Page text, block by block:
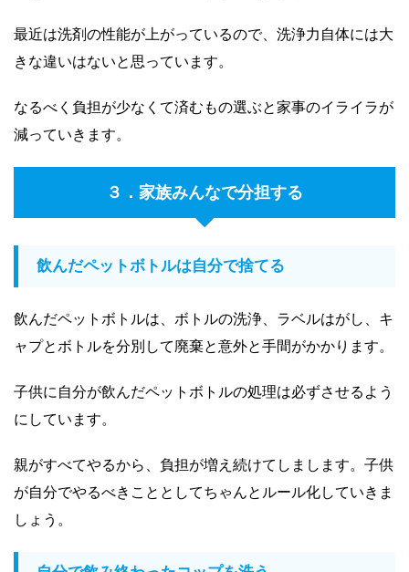
最近は洗剤の性能が上がっているので、洗浄力自体には大
きな違いはないと思っています。
なるべく負担が少なくて済むもの選ぶと家事のイライラが
減っていきます。
３．家族みんなで分担する
飲んだペットボトルは自分で捨てる
飲んだペットボトルは、ボトルの洗浄、ラベルはがし、キ
ャプとボトルを分別して廃棄と意外と手間がかかります。
子供に自分が飲んだペットボトルの処理は必ずさせるよう
にしています。
親がすべてやるから、負担が増え続けてしまします。子供
が自分でやるべきこととしてちゃんとルール化していきま
しょう。